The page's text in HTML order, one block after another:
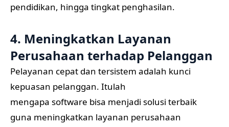
pendidikan, hingga tingkat penghasilan.
4. Meningkatkan Layanan
Perusahaan terhadap Pelanggan
Pelayanan cepat dan tersistem adalah kunci
kepuasan pelanggan. Itulah
mengapa software bisa menjadi solusi terbaik
guna meningkatkan layanan perusahaan